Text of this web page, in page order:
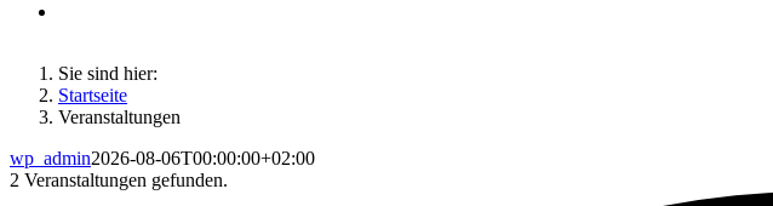
Sie sind hier:
Startseite
Veranstaltungen
wp_admin2026-08-06T00:00:00+02:00
2 Veranstaltungen gefunden.